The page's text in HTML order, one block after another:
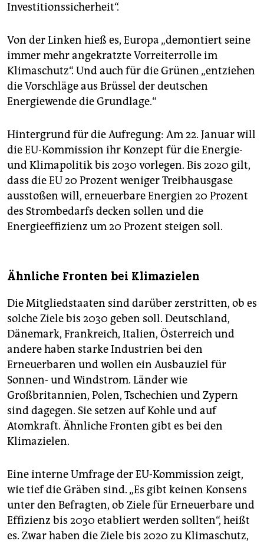
Investitionssicherheit“.
Von der Linken hieß es, Europa „demontiert seine
immer mehr angekratzte Vorreiterrolle im
Klimaschutz“. Und auch für die Grünen „entziehen
die Vorschläge aus Brüssel der deutschen
Energiewende die Grundlage.“
Hintergrund für die Aufregung: Am 22. Januar will
die EU-Kommission ihr Konzept für die Energie-
und Klimapolitik bis 2030 vorlegen. Bis 2020 gilt,
dass die EU 20 Prozent weniger Treibhausgase
ausstoßen will, erneuerbare Energien 20 Prozent
des Strombedarfs decken sollen und die
Energieeffizienz um 20 Prozent steigen soll.
Ähnliche Fronten bei Klimazielen
Die Mitgliedstaaten sind darüber zerstritten, ob es
solche Ziele bis 2030 geben soll. Deutschland,
Dänemark, Frankreich, Italien, Österreich und
andere haben starke Industrien bei den
Erneuerbaren und wollen ein Ausbauziel für
Sonnen- und Windstrom. Länder wie
Großbritannien, Polen, Tschechien und Zypern
sind dagegen. Sie setzen auf Kohle und auf
Atomkraft. Ähnliche Fronten gibt es bei den
Klimazielen.
Eine interne Umfrage der EU-Kommission zeigt,
wie tief die Gräben sind. „Es gibt keinen Konsens
unter den Befragten, ob Ziele für Erneuerbare und
Effizienz bis 2030 etabliert werden sollten“, heißt
es. Zwar haben die Ziele bis 2020 zu Klimaschutz,